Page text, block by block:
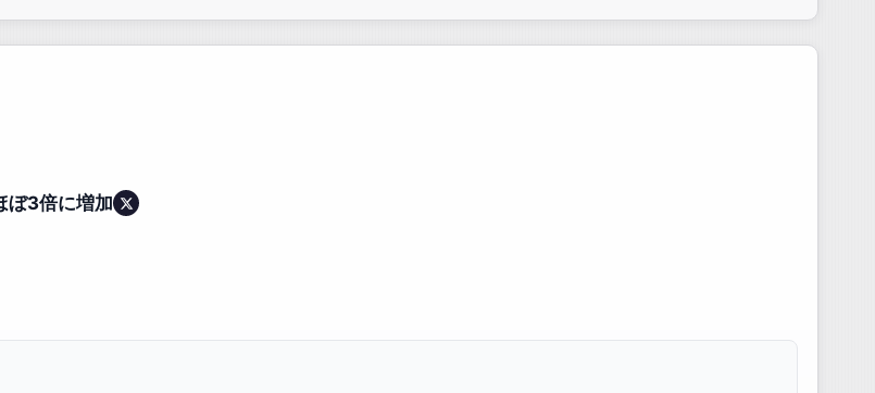
ぼ3倍に増加